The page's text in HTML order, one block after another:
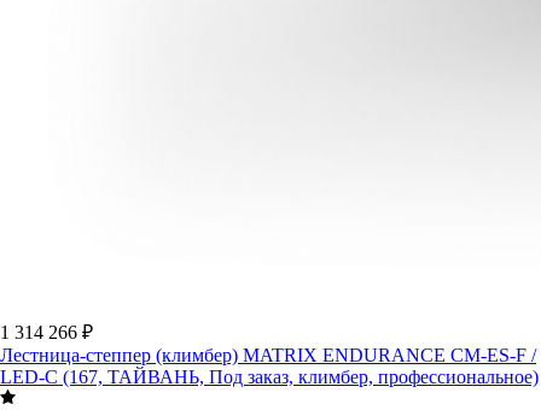
1 314 266 ₽
Лестница-степпер (климбер) MATRIX ENDURANCE CM-ES-F /
LED-C (167, ТАЙВАНЬ, Под заказ, климбер, профессиональное)